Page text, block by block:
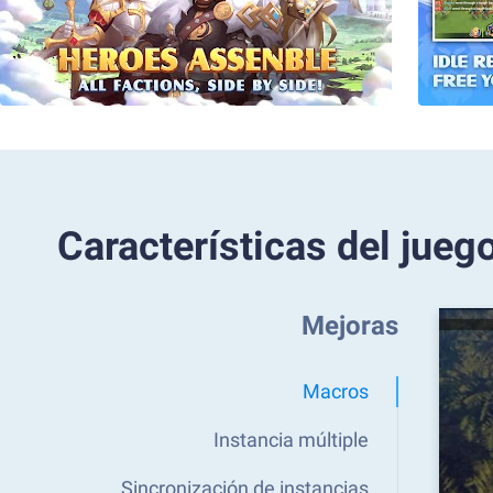
Características del
Mejoras
Macros
Instancia múltiple
Sincronización de instancias